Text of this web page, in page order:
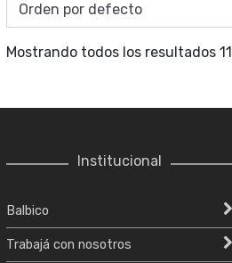
Mostrando todos los resultados 11
Institucional
Balbico
Trabajá con nosotros